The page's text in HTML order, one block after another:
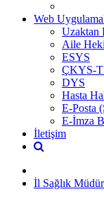
Web
Uzaktan
Aile
ESYS
ÇKYS-
DYS
Hasta
E-Posta
E-İmza
İletişim
İl Sağlık